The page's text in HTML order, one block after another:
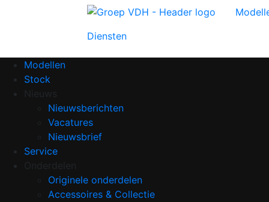
Diensten
Modellen
Stock
Nieuws
Nieuwsberichten
Vacatures
Nieuwsbrief
Service
Onderdelen
Originele onderdelen
Accessoires & Collectie